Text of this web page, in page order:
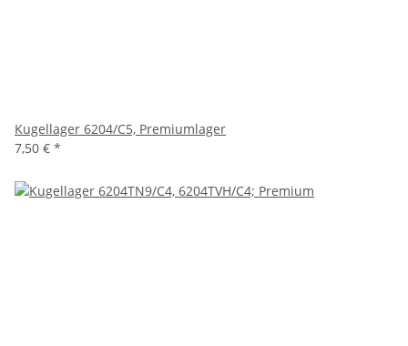
Kugellager 6204/C5, Premiumlager
7,50 € *